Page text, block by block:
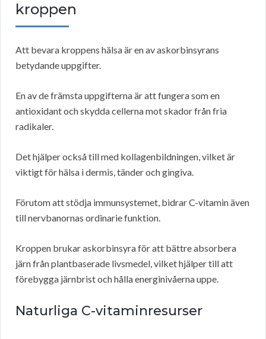
kroppen
Att bevara kroppens hälsa är en av askorbinsyrans
betydande uppgifter.
En av de främsta uppgifterna är att fungera som en
antioxidant och skydda cellerna mot skador från fria
radikaler.
Det hjälper också till med kollagenbildningen, vilket är
viktigt för hälsa i dermis, tänder och gingiva.
Förutom att stödja immunsystemet, bidrar C-vitamin även
till nervbanornas ordinarie funktion.
Kroppen brukar askorbinsyra för att bättre absorbera
järn från plantbaserade livsmedel, vilket hjälper till att
förebygga järnbrist och hålla energinivåerna uppe.
Naturliga C-vitaminresurser